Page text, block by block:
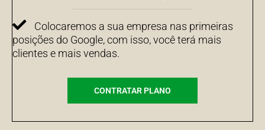
Colocaremos a sua empresa nas primeiras
posições do Google, com isso, você terá mais
clientes e mais vendas.
CONTRATAR PLANO